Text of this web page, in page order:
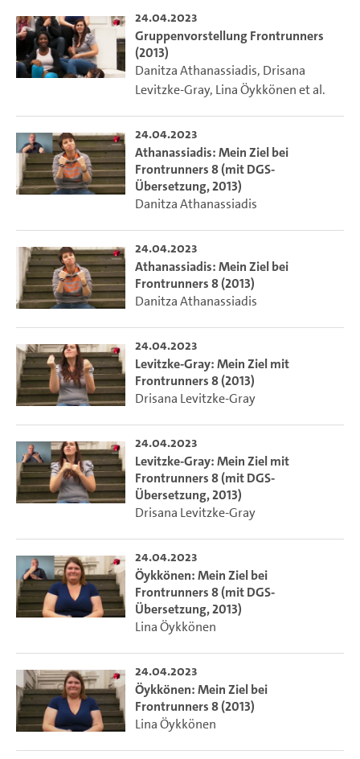
24.04.2023
Gruppenvorstellung Frontrunners
(2013)
Danitza Athanassiadis, Drisana
Levitzke-Gray, Lina Öykkönenet al.
24.04.2023
Athanassiadis: Mein Ziel bei
Frontrunners 8 (mit DGS-
Übersetzung, 2013)
Danitza Athanassiadis
24.04.2023
Athanassiadis: Mein Ziel bei
Frontrunners 8 (2013)
Danitza Athanassiadis
24.04.2023
Levitzke-Gray: Mein Ziel mit
Frontrunners 8 (2013)
Drisana Levitzke-Gray
24.04.2023
Levitzke-Gray: Mein Ziel mit
Frontrunners 8 (mit DGS-
Übersetzung, 2013)
Drisana Levitzke-Gray
24.04.2023
Öykkönen: Mein Ziel bei
Frontrunners 8 (mit DGS-
Übersetzung, 2013)
Lina Öykkönen
24.04.2023
Öykkönen: Mein Ziel bei
Frontrunners 8 (2013)
Lina Öykkönen